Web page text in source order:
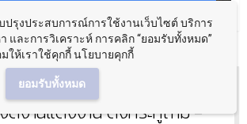
ปรุงประสบการณ์การใช้งานเว็บไซต์ บริการ
และการวิเคราะห์ การคลิก “ยอมรับทั้งหมด”
ให้เราใช้คุกกี้ นโยบายคุกกี้
ยอมรับทั้งหมด
ดงานแต่งงาน ตั้งกระทู้ถาม -